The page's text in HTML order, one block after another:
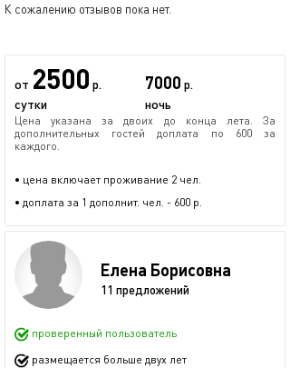
К сожалению отзывов пока нет.
от 2500 р.
сутки
7000 р.
ночь
Цена указана за двоих до конца лета. За
дополнительных гостей доплата по 600 за
каждого.
• цена включает проживание 2 чел.
• доплата за 1 дополнит. чел. - 600 р.
Елена Борисовна
11 предложений
проверенный пользователь
размещается больше двух лет